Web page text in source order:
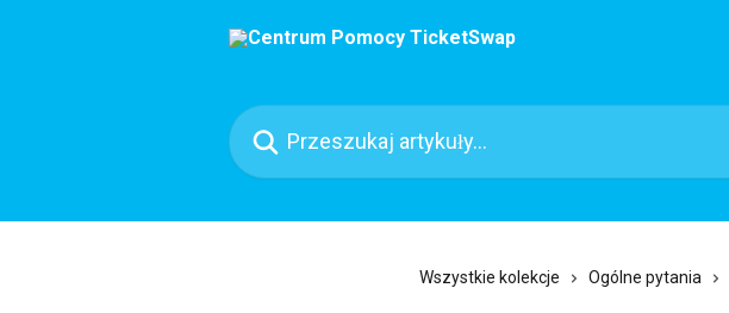
Przeszukaj artykuły...
Wszystkie kolekcje Ogólne pytania